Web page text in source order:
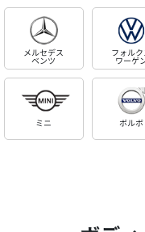
メルセデス
ベンツ
フォルク
ワーゲ
ミニ ボルボ